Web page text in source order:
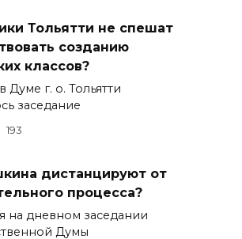
Тольятти не спешат
созданию
классов?
Думе г. о. Тольятти
заседание
193
дистанцируют от
процесса?
на дневном заседании
Думы